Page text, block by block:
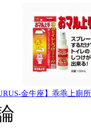
金牛座】乖乖上廁